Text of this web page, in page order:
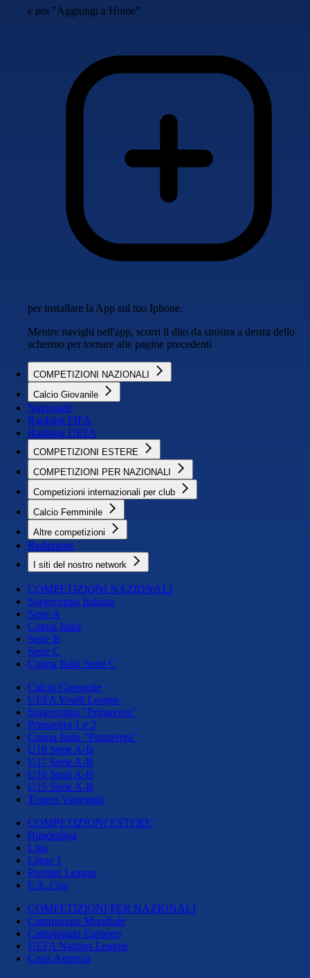
e poi "Aggiungi a Home"
per installare la App sul tuo Iphone.
Mentre navighi nell'app, scorri il dito da sinistra a destra dello
schermo per tornare alle pagine precedenti
COMPETIZIONI NAZIONALI
Calcio Giovanile
Nazionale
Ranking FIFA
Ranking UEFA
COMPETIZIONI ESTERE
COMPETIZIONI PER NAZIONALI
Competizioni internazionali per club
Calcio Femminile
Altre competizioni
Redazione
I siti del nostro network
COMPETIZIONI NAZIONALI
Supercoppa Italiana
Serie A
Coppa Italia
Serie B
Serie C
Coppa Italia Serie C
Calcio Giovanile
UEFA Youth League
Supercoppa "Primavera"
Primavera 1 e 2
Coppa Italia "Primavera"
U18 Serie A-B
U17 Serie A-B
U16 Serie A-B
U15 Serie A-B
Torneo Viareggio
COMPETIZIONI ESTERE
Bundesliga
Liga
Ligue 1
Premier League
F.A. Cup
COMPETIZIONI PER NAZIONALI
Campionato Mondiale
Campionato Europeo
UEFA Nations League
Copa America